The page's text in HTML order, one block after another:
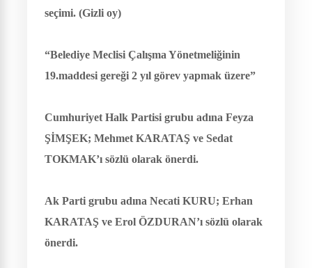
seçimi. (Gizli oy)
“Belediye Meclisi Çalışma Yönetmeliğinin
19.maddesi gereği 2 yıl görev yapmak üzere”
Cumhuriyet Halk Partisi grubu adına Feyza
ŞİMŞEK; Mehmet KARATAŞ ve Sedat
TOKMAK’ı sözlü olarak önerdi.
Ak Parti grubu adına Necati KURU; Erhan
KARATAŞ ve Erol ÖZDURAN’ı sözlü olarak
önerdi.